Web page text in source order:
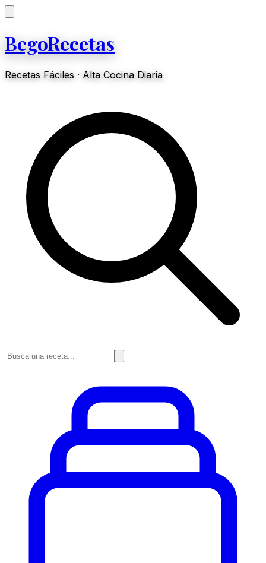
BegoRecetas
Recetas Fáciles · Alta Cocina Diaria